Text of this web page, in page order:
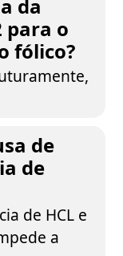
da
para o
fólico?
de
de
de HCL e
a